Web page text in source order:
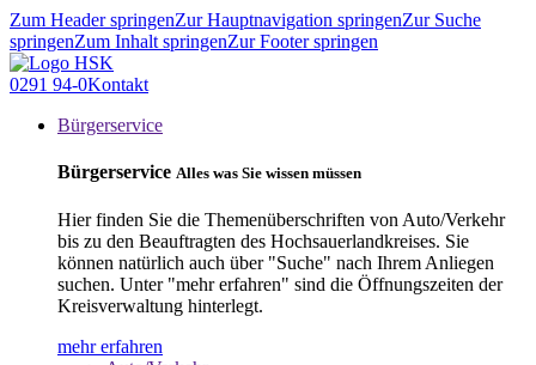
Zum Header springenZur Hauptnavigation springenZur Suche
springenZum Inhalt springenZur Footer springen
0291 94-0Kontakt
Bürgerservice
Bürgerservice Alles was Sie wissen müssen
Hier finden Sie die Themenüberschriften von Auto/Verkehr
bis zu den Beauftragten des Hochsauerlandkreises. Sie
können natürlich auch über "Suche" nach Ihrem Anliegen
suchen. Unter "mehr erfahren" sind die Öffnungszeiten der
Kreisverwaltung hinterlegt.
mehr erfahren